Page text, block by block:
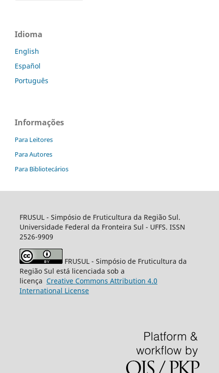
Idioma
English
Español
Português
Informações
Para Leitores
Para Autores
Para Bibliotecários
FRUSUL - Simpósio de Fruticultura da Região Sul.
Universidade Federal da Fronteira Sul - UFFS. ISSN
2526-9909
FRUSUL - Simpósio de Fruticultura da
Região Sul está licenciada sob a
licença Creative Commons Attribution 4.0
International License